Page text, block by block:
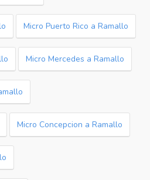
Micro Puerto Rico a Ramallo
Micro Mercedes a Ramallo
Micro Concepcion a Ramallo